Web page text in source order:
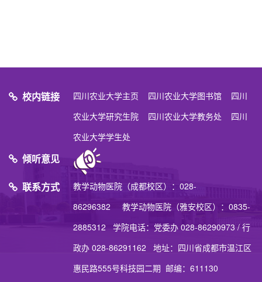
校内链接 四川农业大学主页 四川农业大学图书馆
四川
农业大学研究生院
四川农业大学教务处
四川
农业大学学生处
倾听意见
联系方式
教学动物医院（成都校区）：028-
86296382 教学动物医院（雅安校区）：0835-
2885312 学院电话：党委办 028-86290973 / 行
政办 028-86291162 地址：四川省成都市温江区
惠民路555号科技园二期 邮编：611130